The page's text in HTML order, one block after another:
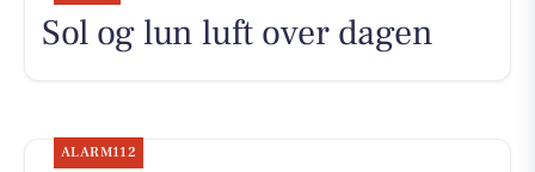
Sol og lun luft over dagen
ALARM112